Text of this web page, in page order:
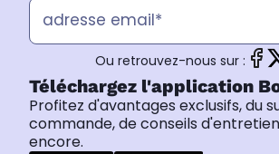
Ou retrouvez-nous sur :
Téléchargez l'application
Profitez d'avantages exclusifs, du
commande, de conseils
encore.